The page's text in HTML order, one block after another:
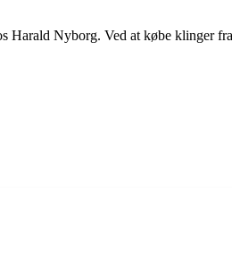
Nyborg. Ved at købe klinger